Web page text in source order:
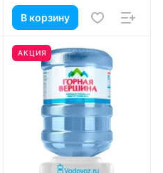
В корзину
АКЦИЯ